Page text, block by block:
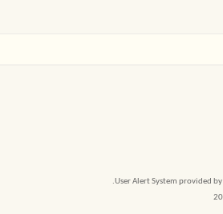
User Alert System provided by